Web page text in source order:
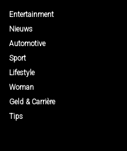
Entertainment
Nieuws
Automotive
Sport
Lifestyle
Woman
Geld & Carrière
Tips